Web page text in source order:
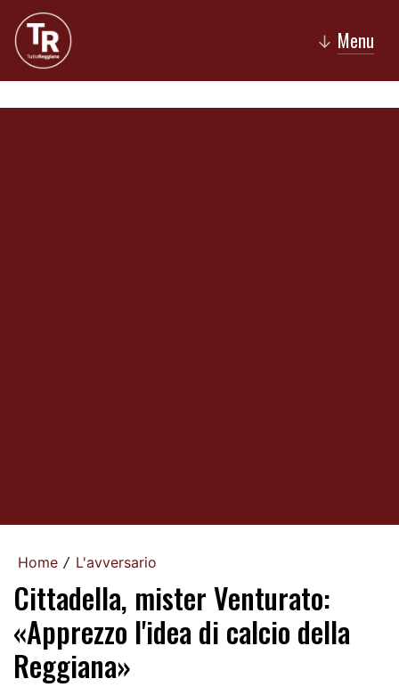
↓ Menu
Home / L'avversario
Cittadella, mister Venturato:
«Apprezzo l'idea di calcio della
Reggiana»